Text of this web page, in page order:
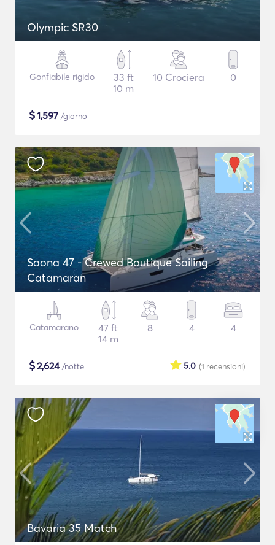
Olympic SR30
Gonfiabile rigido
33 ft
10 m
10 Crociera 0
$1,597 /giorno
Saona 47 - Crewed Boutique Sailing
Catamaran
Catamarano
47 ft
14 m
8 4 4
$2,624/notte (1 recensioni)
5.0
Bavaria 35 Match